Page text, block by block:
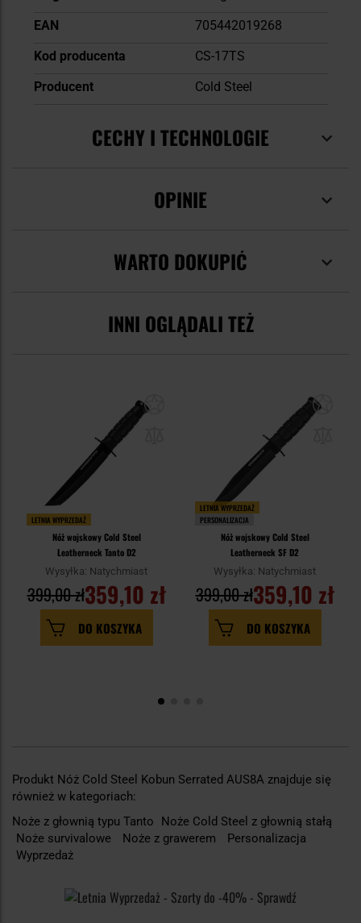
EAN
705442019268
Kod producenta
CS-17TS
Producent
Cold Steel
CECHY I TECHNOLOGIE
OPINIE
WARTO DOKUPIĆ
INNI OGLĄDALI TEŻ
LETNIA WYPRZEDAŻ
Nóż wojskowy Cold Steel
Leatherneck Tanto D2
Wysyłka: Natychmiast
359,10 zł
399,00 zł
DO KOSZYKA
LETNIA WYPRZEDAŻ
PERSONALIZACJA
Nóż wojskowy Cold Steel
Leatherneck SF D2
Wysyłka: Natychmiast
359,10 zł
399,00 zł
DO KOSZYKA
Produkt Nóż Cold Steel Kobun Serrated AUS8A znajduje się
również w kategoriach:
Noże z głownią typu Tanto
Noże Cold Steel z głownią stałą
Noże survivalowe
Noże z grawerem
Personalizacja
Wyprzedaż